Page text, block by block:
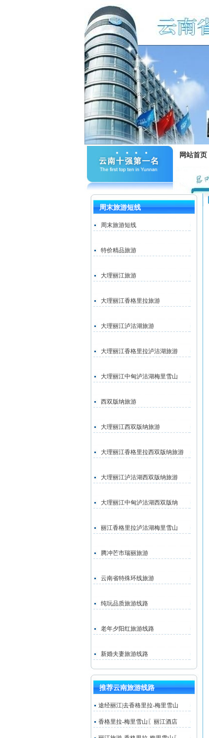
网站首页
周末旅游短线
周末旅游短线
特价精品旅游
大理丽江旅游
大理丽江香格里拉旅游
大理丽江泸沽湖旅游
大理丽江香格里拉泸沽湖旅游
大理丽江中甸泸沽湖梅里雪山
西双版纳旅游
大理丽江西双版纳旅游
大理丽江香格里拉西双版纳旅游
大理丽江泸沽湖西双版纳旅游
大理丽江中甸泸沽湖西双版纳
丽江香格里拉泸沽湖梅里雪山
腾冲芒市瑞丽旅游
云南省特殊环线旅游
纯玩品质旅游线路
老年夕阳红旅游线路
新婚夫妻旅游线路
推荐云南旅游线路
途经丽江|去香格里拉-梅里雪山
香格里拉-梅里雪山〖丽江酒店